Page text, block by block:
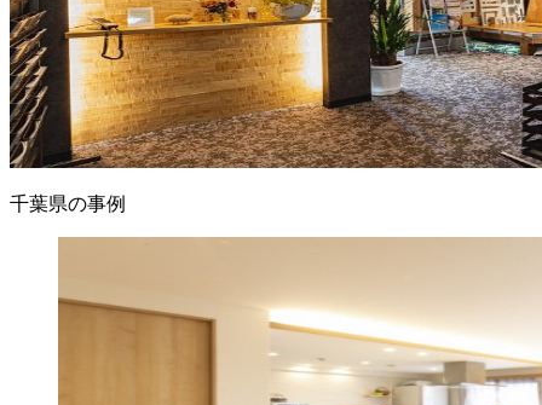
千葉県の事例